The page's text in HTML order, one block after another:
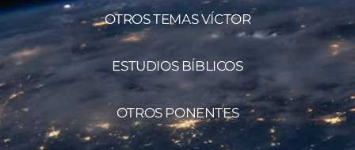
OTROS TEMAS VÍCTOR
ESTUDIOS BÍBLICOS
OTROS PONENTES